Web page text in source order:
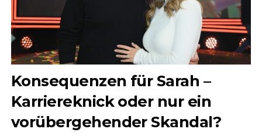
Konsequenzen für Sarah –
Karriereknick oder nur ein
vorübergehender Skandal?